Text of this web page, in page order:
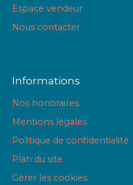
Espace vendeur
Nous contacter
Informations
Nos honoraires
Mentions légales
Politique de confidentialité
Plan du site
Gérer les cookies